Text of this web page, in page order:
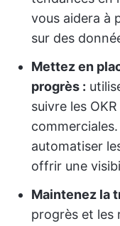
vous aidera à
sur des
Mettez en
progrès :
suivre les
automatiser
offrir une
Maintenez la
progrès et les